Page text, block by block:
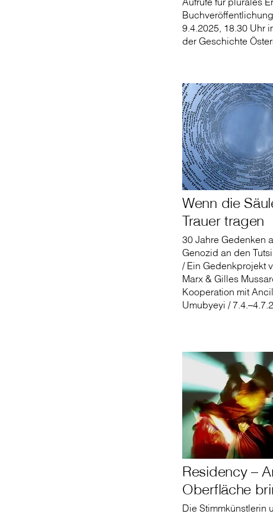
9.4.2025, 18.30 Uhr
der Geschichte
Wenn die
Trauer tragen
30 Jahre Gedenken
Genozid an den
/ Ein Gedenkprojekt
Marx & Gilles
Kooperation mit
Umubyeyi /
Residency –
Oberfläche
Die Stimmkünstlerin